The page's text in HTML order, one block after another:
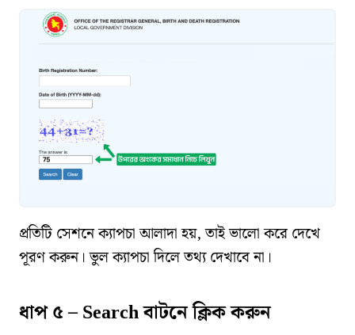
প্রতিটি সেশনে ক্যাপচা আলাদা হয়, তাই ভালো করে দেখে
পূরণ করুন। ভুল ক্যাপচা দিলে তথ্য দেখাবে না।
ধাপ ৫ – Search বাটনে ক্লিক করুন